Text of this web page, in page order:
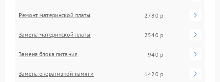
Ремонт материнской платы 2780 р
Замена материнской платы 2540 р
Замена блока питания 940 р
Замена оперативной памяти 1420 р